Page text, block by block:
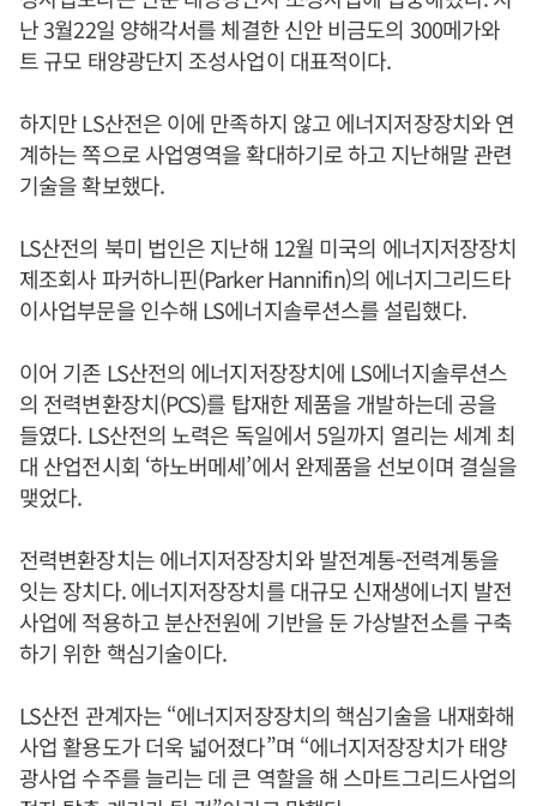
난 3월22일 양해각서를 체결한 신안 비금도의 300메가와
트 규모 태양광단지 조성사업이 대표적이다.
하지만 LS산전은 이에 만족하지 않고 에너지저장장치와 연
계하는 쪽으로 사업영역을 확대하기로 하고 지난해말 관련
기술을 확보했다.
LS산전의 북미 법인은 지난해 12월 미국의 에너지저장장치
제조회사 파커하니핀(Parker Hannifin)의 에너지그리드타
이사업부문을 인수해 LS에너지솔루션스를 설립했다.
이어 기존 LS산전의 에너지저장장치에 LS에너지솔루션스
의 전력변환장치(PCS)를 탑재한 제품을 개발하는데 공을
들였다. LS산전의 노력은 독일에서 5일까지 열리는 세계 최
대 산업전시회 ‘하노버메세’에서 완제품을 선보이며 결실을
맺었다.
전력변환장치는 에너지저장장치와 발전계통-전력계통을
잇는 장치다. 에너지저장장치를 대규모 신재생에너지 발전
사업에 적용하고 분산전원에 기반을 둔 가상발전소를 구축
하기 위한 핵심기술이다.
LS산전 관계자는 “에너지저장장치의 핵심기술을 내재화해
사업 활용도가 더욱 넓어졌다”며 “에너지저장장치가 태양
광사업 수주를 늘리는 데 큰 역할을 해 스마트그리드사업의